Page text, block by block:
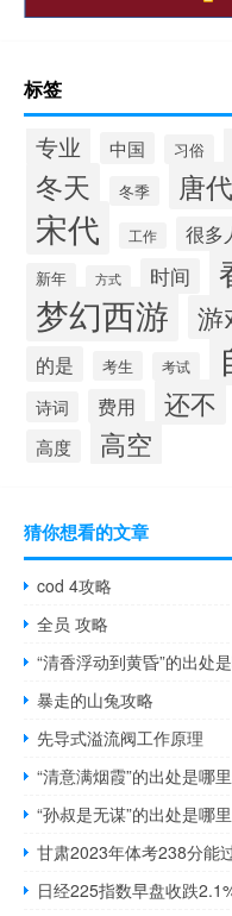
标签
专业 中国 习俗
冬天 冬季 唐代
宋代 工作 很多
新年 方式 时间
梦幻西游 游
的是 考生 考试
诗词 费用 还不
高度 高空
猜你想看的文章
cod 4攻略
全员 攻略
“清香浮动到黄昏”的出处
暴走的山兔攻略
先导式溢流阀工作原理
“清意满烟霞”的出处是哪里
“孙叔是无谋”的出处是哪里
甘肃2023年体考238分能